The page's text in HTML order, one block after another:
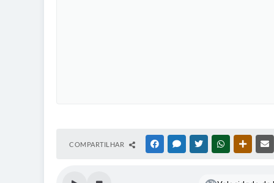
COMPARTILHAR FACEBOOKMESSENGER
TWITTERWHATSAPP